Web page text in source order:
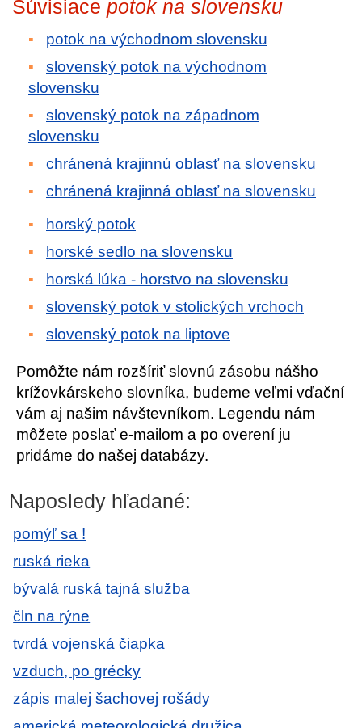
Súvisiace potok na slovensku
potok na východnom slovensku
slovenský potok na východnom
slovensku
slovenský potok na západnom
slovensku
chránená krajinnú oblasť na slovensku
chránená krajinná oblasť na slovensku
horský potok
horské sedlo na slovensku
horská lúka - horstvo na slovensku
slovenský potok v stolických vrchoch
slovenský potok na liptove
Pomôžte nám rozšíriť slovnú zásobu nášho
krížovkárskeho slovníka, budeme veľmi vďační
vám aj našim návštevníkom. Legendu nám
môžete poslať e-mailom a po overení ju
pridáme do našej databázy.
Naposledy hľadané:
pomýľ sa !
ruská rieka
bývalá ruská tajná služba
čln na rýne
tvrdá vojenská čiapka
vzduch, po grécky
zápis malej šachovej rošády